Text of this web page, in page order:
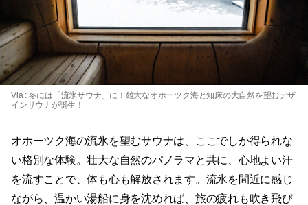
Via : 冬には「流氷サウナ」に！雄大なオホーツク海と知床の大自然を望むデザ
インサウナが誕生！
オホーツク海の流氷を望むサウナは、ここでしか得られな
い格別な体験。壮大な自然のパノラマと共に、心地よい汗
を流すことで、体も心も解放されます。流氷を間近に感じ
ながら、温かい湯船に身を沈めれば、旅の疲れも吹き飛び